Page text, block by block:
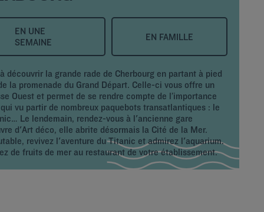
EN UNE
SEMAINE
EN FAMILLE
découvrir la grande rade de Cherbourg en partant à pied
la promenade du Grand Départ. Celle-ci vous offre un
Ouest et permet de se rendre compte de l’importance
vu partir de nombreux paquebots transatlantiques : le
Le lendemain, rendez-vous à l'ancienne gare
d'Art déco, elle abrite désormais la Cité de la Mer.
revivez l'aventure du Titanic et admirez l'aquarium.
de fruits de mer au restaurant de votre établissement.